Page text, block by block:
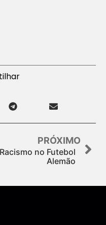
PRÓXIMO
Racismo no Futebol
Alemão